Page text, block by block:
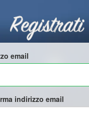
Registrati
email
indirizzo email